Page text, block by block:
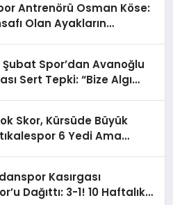
Antrenörü Osman Köse:
Olan Ayakların
Şubat Spor’dan Avanoğlu
Sert Tepki: “Bize Algı
Skor, Kürsüde Büyük
6 Yedi Ama
Kasırgası
Dağıttı: 3-1! 10 Haftalık